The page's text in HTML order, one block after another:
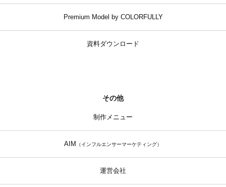
Premium Model by COLORFULLY
資料ダウンロード
その他
制作メニュー
AIM （インフルエンサーマーケティング）
運営会社